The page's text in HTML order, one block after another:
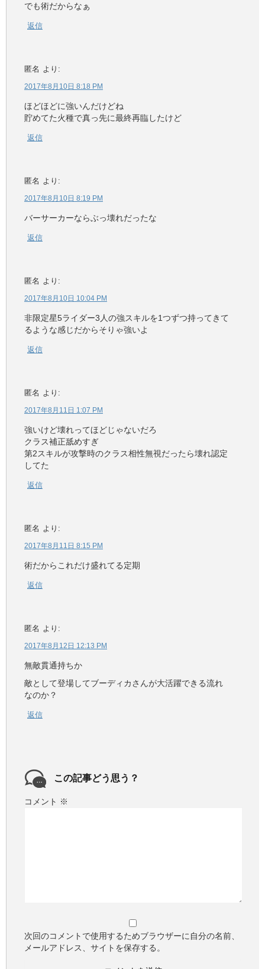
でも術だからなぁ
返信
匿名 より:
2017年8月10日 8:18 PM
ほどほどに強いんだけどね
貯めてた火種で真っ先に最終再臨したけど
返信
匿名 より:
2017年8月10日 8:19 PM
バーサーカーならぶっ壊れだったな
返信
匿名 より:
2017年8月10日 10:04 PM
非限定星5ライダー3人の強スキルを1つずつ持ってきて
るような感じだからそりゃ強いよ
返信
匿名 より:
2017年8月11日 1:07 PM
強いけど壊れってほどじゃないだろ
クラス補正舐めすぎ
第2スキルが攻撃時のクラス相性無視だったら壊れ認定
してた
返信
匿名 より:
2017年8月11日 8:15 PM
術だからこれだけ盛れてる定期
返信
匿名 より:
2017年8月12日 12:13 PM
無敵貫通持ちか
敵として登場してブーディカさんが大活躍できる流れ
なのか？
返信
この記事どう思う？
コメント ※
次回のコメントで使用するためブラウザーに自分の名前、
メールアドレス、サイトを保存する。